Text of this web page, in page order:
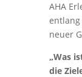
AHA
neuer
„Was
die